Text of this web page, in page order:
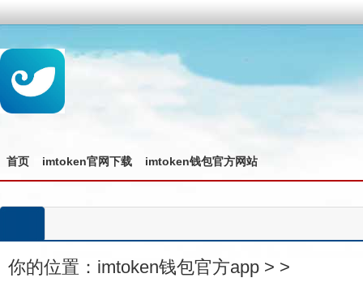
首页 imtoken官网下载 imtoken钱包官方网站
你的位置： imtoken钱包官方app > >